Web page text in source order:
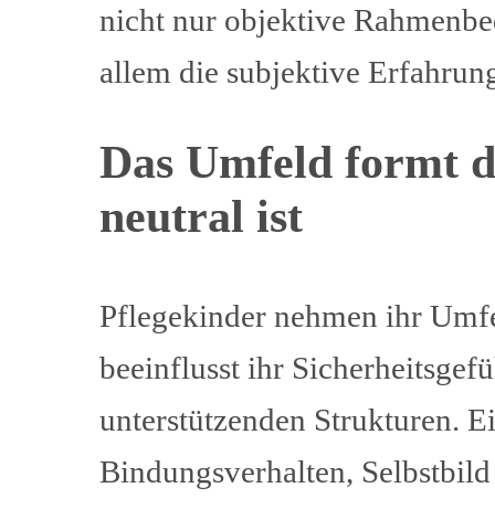
nicht nur objektive
allem die subjektive
Das Umfeld formt
neutral ist
Pflegekinder nehmen ihr
beeinflusst ihr
unterstützenden Strukturen.
Bindungsverhalten,